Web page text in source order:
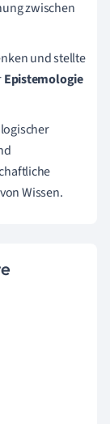
zwischen
und stellte
Epistemologie
Wissen.